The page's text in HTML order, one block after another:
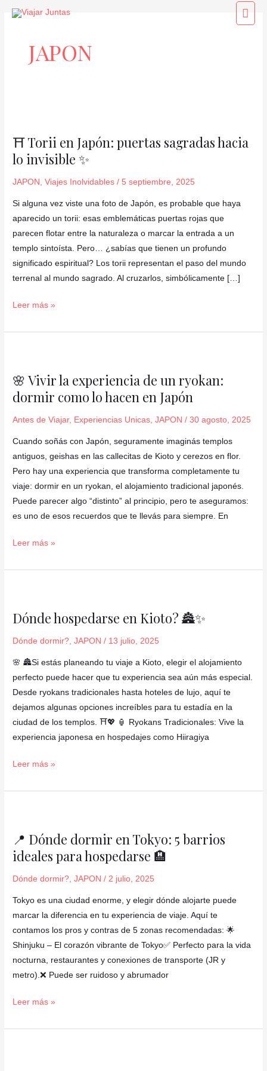
JAPON
⛩️ Torii en Japón: puertas sagradas hacia
lo invisible ✨
JAPON ,Viajes Inolvidables / 5 septiembre, 2025
Si alguna vez viste una foto de Japón, es probable que haya
aparecido un torii: esas emblemáticas puertas rojas que
parecen flotar entre la naturaleza o marcar la entrada a un
templo sintoísta. Pero… ¿sabías que tienen un profundo
significado espiritual? Los torii representan el paso del mundo
terrenal al mundo sagrado. Al cruzarlos, simbólicamente […]
en
Japón:
sagradas
hacia
lo
invisible
✨
Leer más »
🌸 Vivir la experiencia de un ryokan:
dormir como lo hacen en Japón
Antes de Viajar, Experiencias Unicas ,JAPON /30 agosto, 2025
Cuando soñás con Japón, seguramente imaginás templos
antiguos, geishas en las callecitas de Kioto y cerezos en flor.
Pero hay una experiencia que transforma completamente tu
viaje: dormir en un ryokan, el alojamiento tradicional japonés.
Puede parecer algo “distinto” al principio, pero te aseguramos:
es uno de esos recuerdos que te llevás para siempre. En
la
experiencia
ryokan:
dormir
como
lo
hacen
en
Leer más »
Dónde hospedarse en Kioto? 🏯✨
Dónde dormir? ,JAPON / 13 julio, 2025
🌸 🏯Si estás planeando tu viaje a Kioto, elegir el alojamiento
perfecto puede hacer que tu experiencia sea aún más especial.
Desde ryokans tradicionales hasta hoteles de lujo, aquí te
dejamos algunas opciones increíbles para tu estadía en la
ciudad de los templos. ⛩️💖 🏮 Ryokans Tradicionales: Vive la
experiencia japonesa en hospedajes como Hiiragiya
en
✨
Leer más »
📍 Dónde dormir en Tokyo: 5 barrios
ideales para hospedarse 🏨
Dónde dormir? ,JAPON / 2 julio, 2025
Tokyo es una ciudad enorme, y elegir dónde alojarte puede
marcar la diferencia en tu experiencia de viaje. Aquí te
contamos los pros y contras de 5 zonas recomendadas: 🌟
Shinjuku – El corazón vibrante de Tokyo✅ Perfecto para la vida
nocturna, restaurantes y conexiones de transporte (JR y
metro).❌ Puede ser ruidoso y abrumador
dormir
en
barrios
ideales
para
hospedarse
🏨
Leer más »